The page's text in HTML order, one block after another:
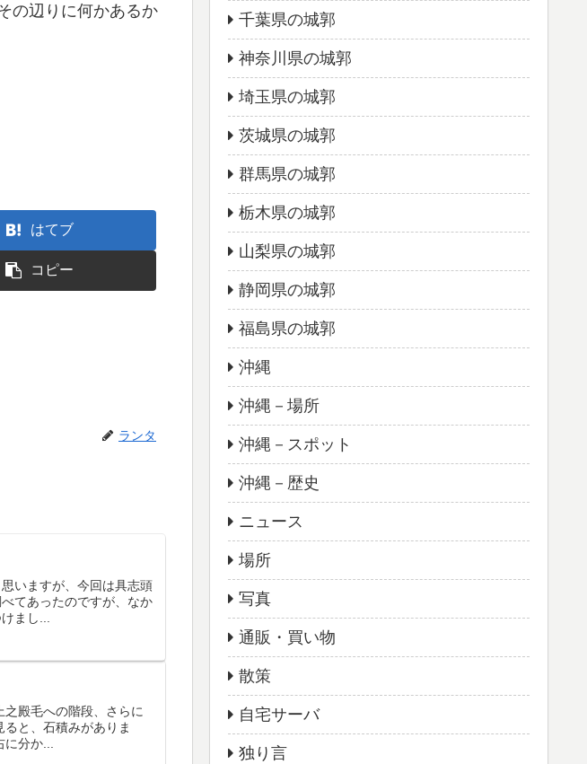
の辺りに何かあるか
はてブ
コピー
ランタ
いますが、今回は具志頭
てあったのですが、なか
まし...
殿毛への階段、さらに
と、石積みがありま
分か...
千葉県の城郭
神奈川県の城郭
埼玉県の城郭
茨城県の城郭
群馬県の城郭
栃木県の城郭
山梨県の城郭
静岡県の城郭
福島県の城郭
沖縄
沖縄－場所
沖縄－スポット
沖縄－歴史
ニュース
場所
写真
通販・買い物
散策
自宅サーバ
独り言